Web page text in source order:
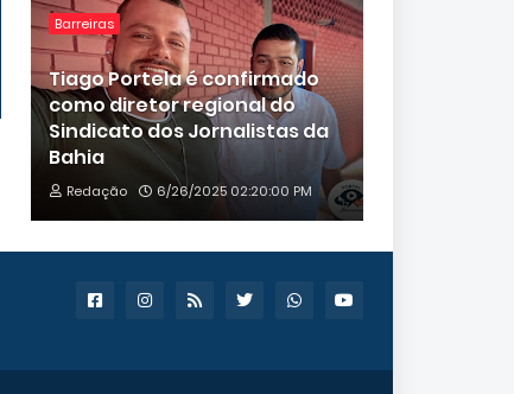
Barreiras
Tiago Portela é confirmado
como diretor regional do
Sindicato dos Jornalistas da
Bahia
Redação 6/26/2025 02:20:00 PM